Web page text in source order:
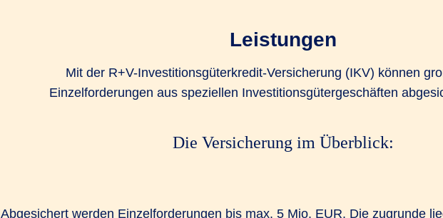
Leistungen
Mit der R+V-Investitionsgüterkredit-Versicherung (IKV) können
Einzelforderungen aus speziellen Investitionsgütergeschäften
Die Versicherung im Überblick:
Abgesichert werden Einzelforderungen bis max. 5 Mio. EUR. Die zugrunde